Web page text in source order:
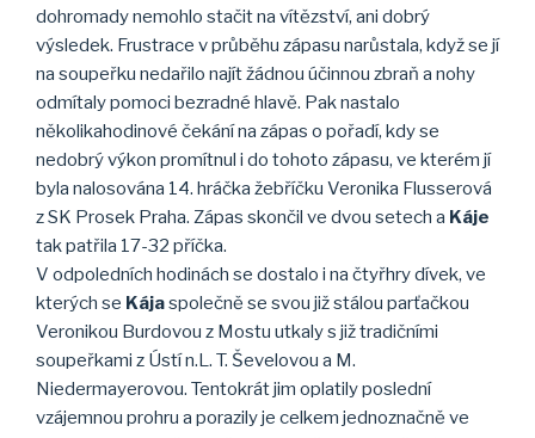
dohromady nemohlo stačit na vítězství, ani dobrý
výsledek. Frustrace v průběhu zápasu narůstala, když se jí
na soupeřku nedařilo najít žádnou účinnou zbraň a nohy
odmítaly pomoci bezradné hlavě. Pak nastalo
několikahodinové čekání na zápas o pořadí, kdy se
nedobrý výkon promítnul i do tohoto zápasu, ve kterém jí
byla nalosována 14. hráčka žebříčku Veronika Flusserová
z SK Prosek Praha. Zápas skončil ve dvou setech a Káje
tak patřila 17-32 příčka.
V odpoledních hodinách se dostalo i na čtyřhry dívek, ve
kterých se Kájaspolečně se svou již stálou parťačkou
Veronikou Burdovou z Mostu utkaly s již tradičními
soupeřkami z Ústí n.L. T. Ševelovou a M.
Niedermayerovou. Tentokrát jim oplatily poslední
vzájemnou prohru a porazily je celkem jednoznačně ve